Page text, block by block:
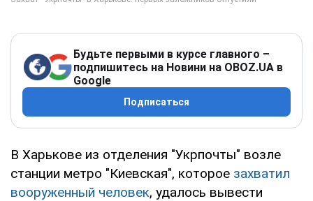
Будьте первыми в курсе главного –
подпишитесь на Новини на OBOZ.UA в
Google
Подписаться
В Харькове из отделения "Укрпочты" возле
станции метро "Киевская", которое захватил
вооруженный человек, удалось вывести